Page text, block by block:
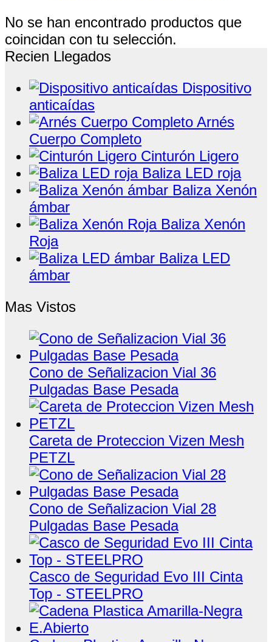
No se han encontrado productos que
coincidan con tu selección.
Recien Llegados
Dispositivo
anticaídas
Arnés
Cuerpo Completo
Cinturón Ligero
Baliza LED roja
Baliza Xenón
ámbar
Baliza Xenón
Roja
Baliza LED
ámbar
Mas Vistos
Cono de Señalizacion Vial 36
Pulgadas Base Pesada
Careta de Proteccion Vizen Mesh
PETZL
Cono de Señalizacion Vial 28
Pulgadas Base Pesada
Casco de Seguridad Evo III Cinta
Top - STEELPRO